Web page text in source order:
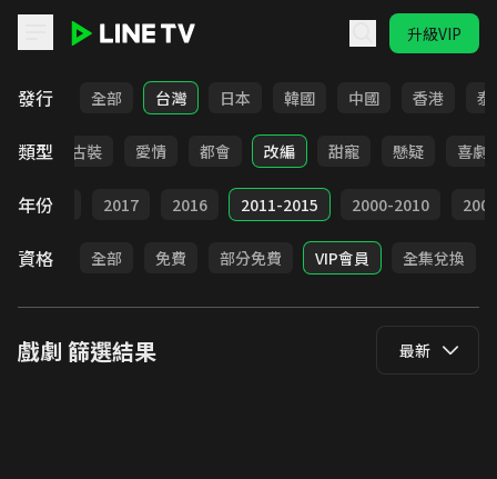
升級VIP
發行 全部 台灣 日本 韓國 中國 香港 泰
類型
家庭 古裝 愛情 都會 改編 甜寵 懸疑 喜劇
年份
2018 2017 2016 2011-2015 2000-2010
資格 全部 免費 部分免費 VIP會員 全集兌換
戲劇 篩選結果 最新